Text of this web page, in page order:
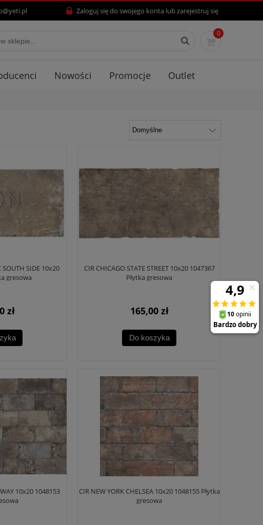
Zaloguj siędo swojego konta lubzarejestruj się
0
Nowości Promocje Outlet
SOUTH SIDE 10x20
gresowa
zł
CIR CHICAGO STATE STREET 10x20 1047367
Płytka gresowa
165,00 zł
Do koszyka
10x20 1048153
CIR NEW YORK CHELSEA 10x20 1048155 Płytka
gresowa